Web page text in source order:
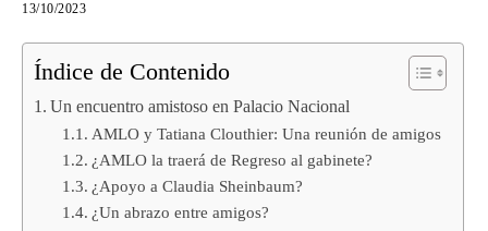
13/10/2023
Índice de Contenido
Un encuentro amistoso en Palacio Nacional
AMLO y Tatiana Clouthier: Una reunión de amigos
¿AMLO la traerá de Regreso al gabinete?
¿Apoyo a Claudia Sheinbaum?
¿Un abrazo entre amigos?